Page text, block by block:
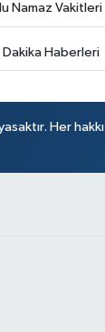
Namaz Vakitleri
Dakika Haberleri
Her hakkı